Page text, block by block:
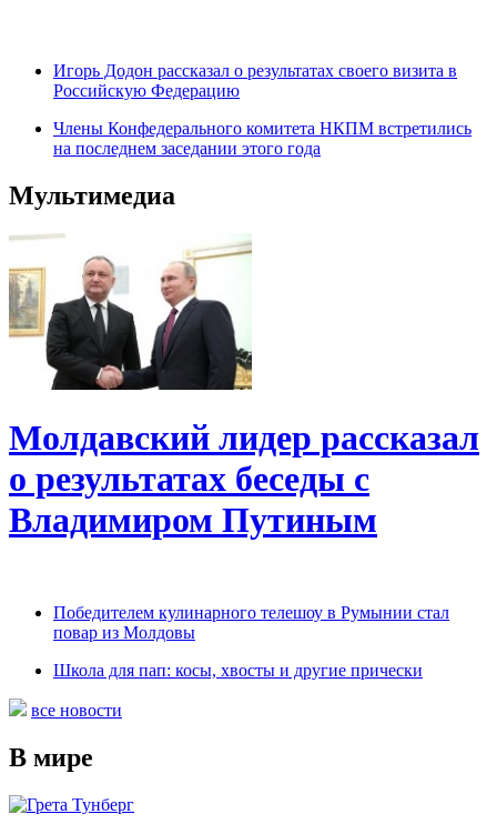
Игорь Додон рассказал о результатах своего визита в
Российскую Федерацию
Члены Конфедерального комитета НКПМ встретились
на последнем заседании этого года
Мультимедиа
Молдавский лидер рассказал
о результатах беседы с
Владимиром Путиным
Победителем кулинарного телешоу в Румынии стал
повар из Молдовы
Школа для пап: косы, хвосты и другие прически
все новости
В мире